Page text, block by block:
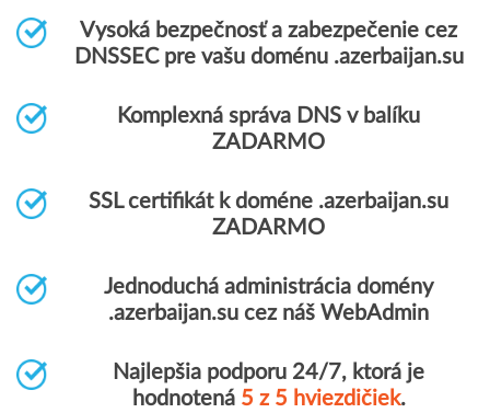
Vysoká bezpečnosť a zabezpečenie cez
DNSSEC pre vašu doménu .azerbaijan.su
Komplexná správa DNS v balíku
ZADARMO
SSL certifikát k doméne .azerbaijan.su
ZADARMO
Jednoduchá administrácia domény
.azerbaijan.su cez náš WebAdmin
Najlepšia podporu 24/7, ktorá je
hodnotená 5 z 5 hviezdičiek.